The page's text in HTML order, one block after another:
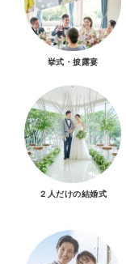
挙式・披露宴
２人だけの結婚式